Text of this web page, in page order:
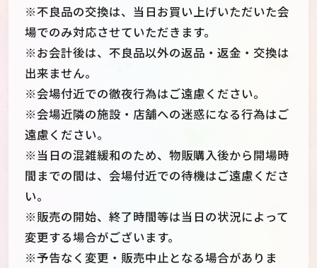
※不良品の交換は、当日お買い上げいただいた会
場でのみ対応させていただきます。
※お会計後は、不良品以外の返品・返金・交換は
出来ません。
※会場付近での徹夜行為はご遠慮ください。
※会場近隣の施設・店舗への迷惑になる行為はご
遠慮ください。
※当日の混雑緩和のため、物販購入後から開場時
間までの間は、会場付近での待機はご遠慮くださ
い。
※販売の開始、終了時間等は当日の状況によって
変更する場合がございます。
※予告なく変更・販売中止となる場合がありま